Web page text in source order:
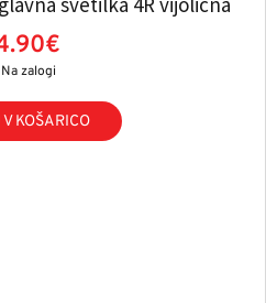
Na zalogi
KOŠARICO